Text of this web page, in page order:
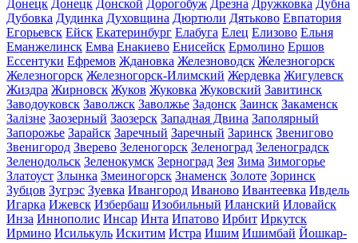
Донецк Донецк Донской Дорогобуж Дрезна Дружковка Дубна
Дубовка Дудинка Духовщина Дюртюли Дятьково Евпатория
Егорьевск Ейск Екатеринбург Елабуга Елец Елизово Ельня
Еманжелинск Емва Енакиево Енисейск Ермолино Ершов
Ессентуки Ефремов Ждановка Железноводск Железногорск
Железногорск Железногорск-Илимский Жердевка Жигулевск
Жиздра Жирновск Жуков Жуковка Жуковский Завитинск
Заводоуковск Заволжск Заволжье Задонск Заинск Закаменск
Залізне Заозерный Заозерск Западная Двина Заполярный
Запорожье Зарайск Заречный Заречный Заринск Звенигово
Звенигород Зверево Зеленогорск Зеленоград Зеленоградск
Зеленодольск Зеленокумск Зерноград Зея Зима Зимогорье
Златоуст Злынка Змеиногорск Знаменск Золоте Зоринск
Зубцов Зугрэс Зуевка Ивангород Иваново Ивантеевка Ивдель
Игарка Ижевск Избербаш Изобильный Иланский Иловайск
Инза Иннополис Инсар Инта Ипатово Ирбит Иркутск
Ирмино Исилькуль Искитим Истра Ишим Ишимбай Йошкар-